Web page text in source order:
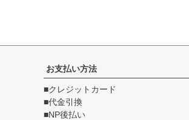
お支払い方法
■クレジットカード
■代金引換
■NP後払い